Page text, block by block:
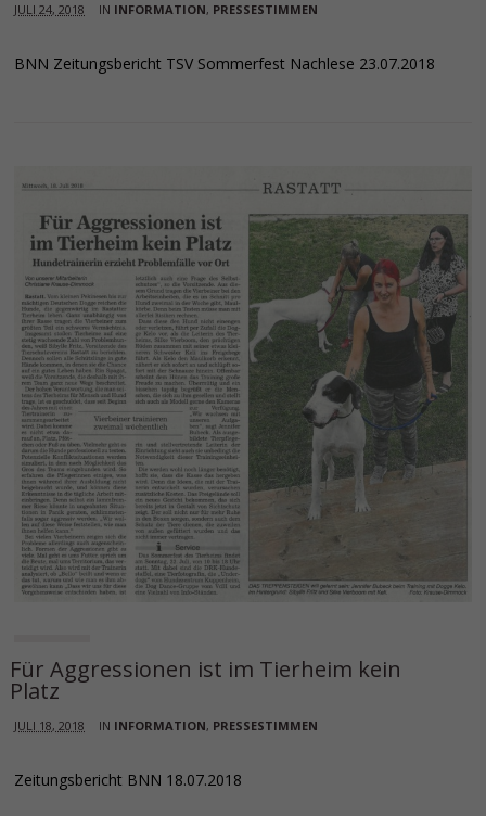
JULI 24, 2018 IN INFORMATION, PRESSESTIMMEN
BNN Zeitungsbericht TSV Sommerfest Nachlese 23.07.2018
Für Aggressionen ist im Tierheim kein
Platz
JULI 18, 2018 IN INFORMATION, PRESSESTIMMEN
Zeitungsbericht BNN 18.07.2018